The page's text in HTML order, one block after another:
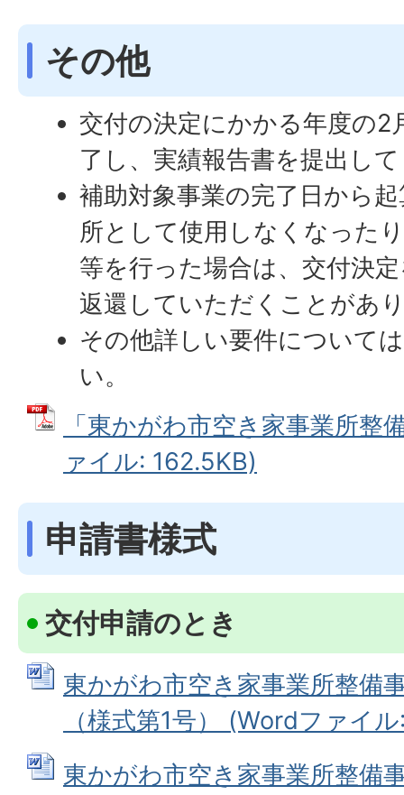
その他
交付の決定にかかる年度の2
了し、実績報告書を提出し
補助対象事業の完了日から
所として使用しなくなった
等を行った場合は、交付決
返還していただくことがあ
その他詳しい要件について
い。
「東かがわ市空き家事業所整
ァイル: 162.5KB)
申請書様式
交付申請のとき
東かがわ市空き家事業所整備
（様式第1号） (Wordファイ
東かがわ市空き家事業所整備